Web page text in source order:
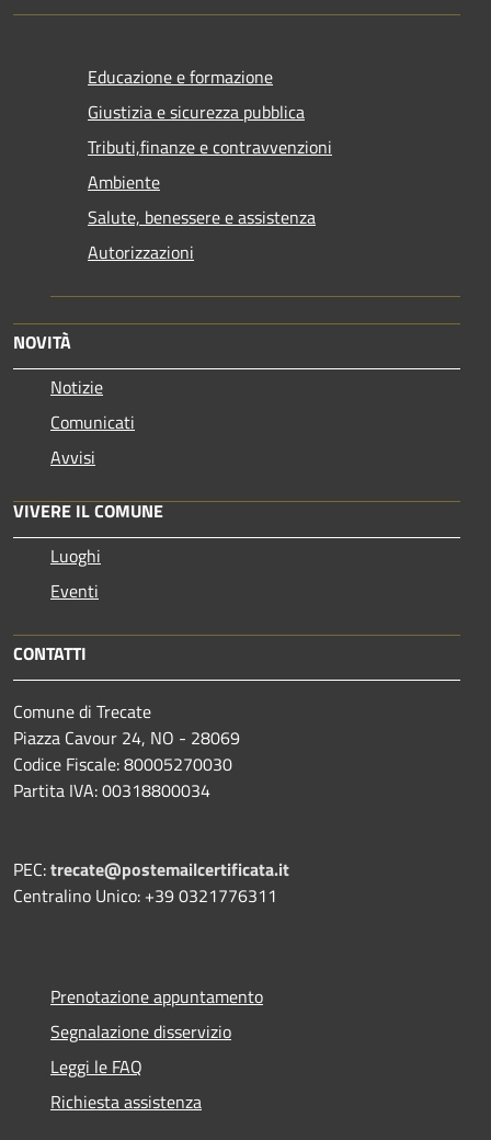
Educazione e formazione
Giustizia e sicurezza pubblica
Tributi,finanze e contravvenzioni
Ambiente
Salute, benessere e assistenza
Autorizzazioni
NOVITÀ
Notizie
Comunicati
Avvisi
VIVERE IL COMUNE
Luoghi
Eventi
CONTATTI
Comune di Trecate
Piazza Cavour 24, NO - 28069
Codice Fiscale: 80005270030
Partita IVA: 00318800034
PEC:trecate@postemailcertificata.it
Centralino Unico: +39 0321776311
Prenotazione appuntamento
Segnalazione disservizio
Leggi le FAQ
Richiesta assistenza